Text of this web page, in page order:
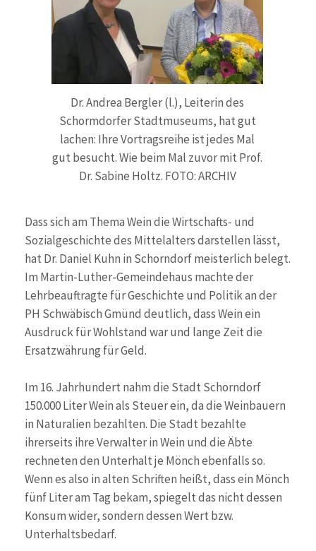
Dr. Andrea Bergler (l.), Leiterin des
Schormdorfer Stadtmuseums, hat gut
lachen: Ihre Vortragsreihe ist jedes Mal
gut besucht. Wie beim Mal zuvor mit Prof.
Dr. Sabine Holtz. FOTO: ARCHIV
Dass sich am Thema Wein die Wirtschafts- und
Sozialgeschichte des Mittelalters darstellen lässt,
hat Dr. Daniel Kuhn in Schorndorf meisterlich belegt.
Im Martin-Luther-Gemeindehaus machte der
Lehrbeauftragte für Geschichte und Politik an der
PH Schwäbisch Gmünd deutlich, dass Wein ein
Ausdruck für Wohlstand war und lange Zeit die
Ersatzwährung für Geld.
Im 16. Jahrhundert nahm die Stadt Schorndorf
150.000 Liter Wein als Steuer ein, da die Weinbauern
in Naturalien bezahlten. Die Stadt bezahlte
ihrerseits ihre Verwalter in Wein und die Äbte
rechneten den Unterhalt je Mönch ebenfalls so.
Wenn es also in alten Schriften heißt, dass ein Mönch
fünf Liter am Tag bekam, spiegelt das nicht dessen
Konsum wider, sondern dessen Wert bzw.
Unterhaltsbedarf.